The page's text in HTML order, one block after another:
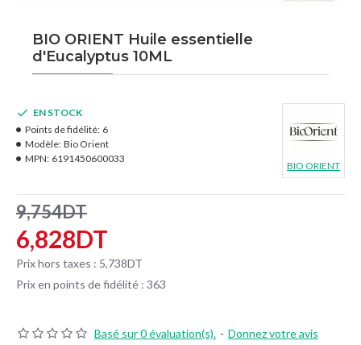
BIO ORIENT Huile essentielle
d'Eucalyptus 10ML
Basé sur 0 évaluation(s). - Donnez votre avis
6,828DT
9,754DT
Prix hors taxes : 5,738DT
Prix en points de fidélité : 363
EN STOCK
Points de fidélité: 6
Modèle: Bio Orient
MPN: 6191450600033
BIO ORIENT